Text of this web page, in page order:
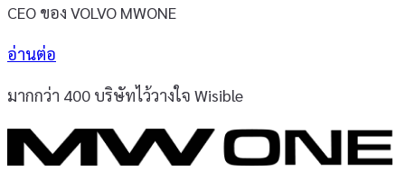
CEO ของ VOLVO MWONE
อ่านต่อ
มากกว่า 400 บริษัทไว้วางใจ Wisible